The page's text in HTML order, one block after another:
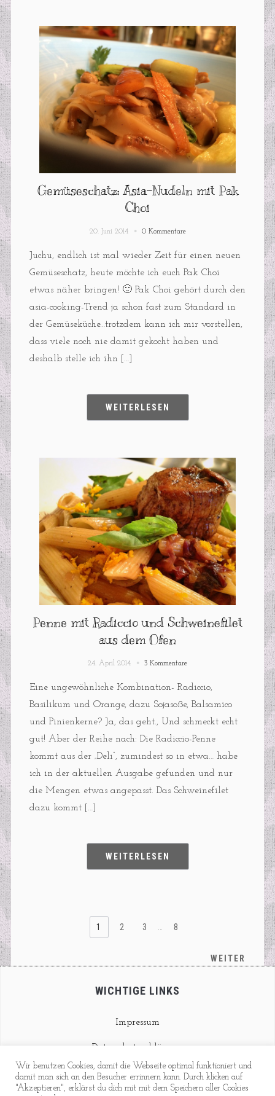
Gemüseschatz: Asia-Nudeln mit Pak
Choi
20. Juni 2014 0 Kommentare
Juchu, endlich ist mal wieder Zeit für einen neuen
Gemüseschatz, heute möchte ich euch Pak Choi
etwas näher bringen! 🙂 Pak Choi gehört durch den
asia-cooking-Trend ja schon fast zum Standard in
der Gemüseküche…trotzdem kann ich mir vorstellen,
dass viele noch nie damit gekocht haben und
deshalb stelle ich ihn […]
WEITERLESEN
Penne mit Radiccio und Schweinefilet
aus dem Ofen
24. April 2014 3 Kommentare
Eine ungewöhnliche Kombination- Radiccio,
Basilikum und Orange, dazu Sojasoße, Balsamico
und Pinienkerne? Ja, das geht., Und schmeckt echt
gut! Aber der Reihe nach: Die Radiccio-Penne
kommt aus der „Deli“, zumindest so in etwa… habe
ich in der aktuellen Ausgabe gefunden und nur
die Mengen etwas angepasst. Das Schweinefilet
dazu kommt […]
WEITERLESEN
1 2 3 8
WEITER
WICHTIGE LINKS
Impressum
Datenschutzerklärung
Kontakt
Wir benutzen Cookies, damit die Webseite optimal funktioniert und
damit man sich an den Besucher errinnern kann. Durch klicken auf
"Akzeptieren", erklärst du dich mit mit dem Speichern aller Cookies